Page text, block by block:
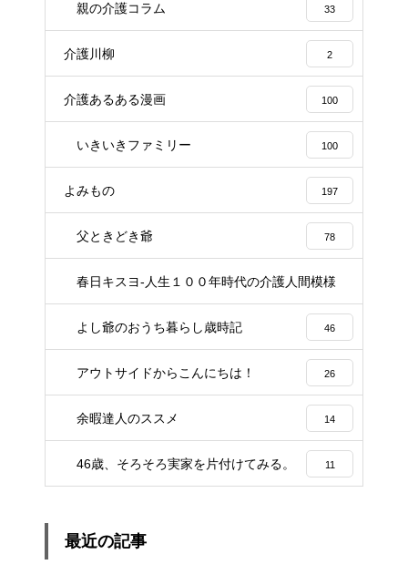
親の介護コラム 33
介護川柳 2
介護あるある漫画 100
いきいきファミリー 100
よみもの 197
父ときどき爺 78
春日キスヨ-人生１００年時代の介護人間模様
よし爺のおうち暮らし歳時記 46
アウトサイドからこんにちは！ 26
余暇達人のススメ 14
46歳、そろそろ実家を片付けてみる。 11
最近の記事